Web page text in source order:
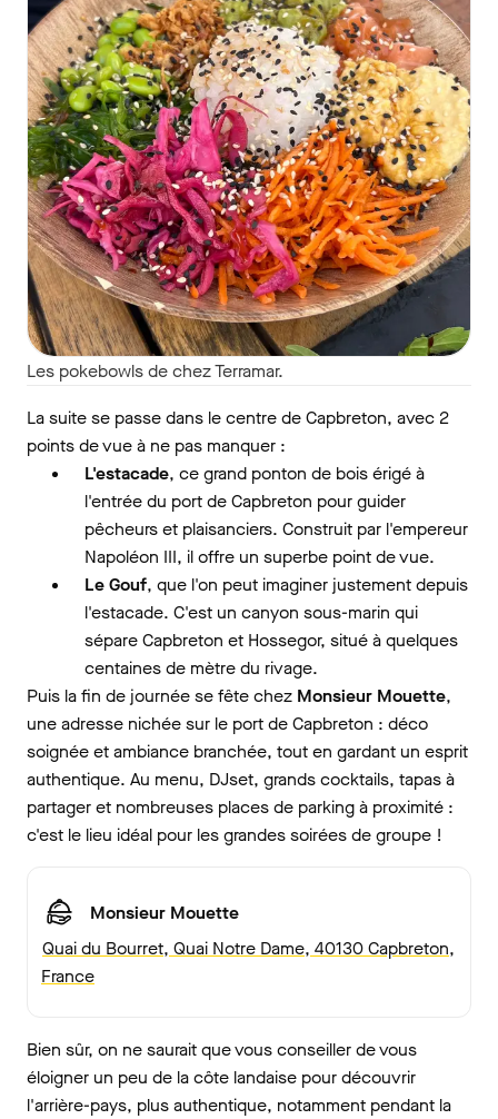
Les pokebowls de chez Terramar.
La suite se passe dans le centre de Capbreton, avec 2
points de vue à ne pas manquer :
L'estacade, ce grand ponton de bois érigé à
l'entrée du port de Capbreton pour guider
pêcheurs et plaisanciers. Construit par l'empereur
Napoléon III, il offre un superbe point de vue.
Le Gouf, que l'on peut imaginer justement depuis
l'estacade. C'est un canyon sous-marin qui
sépare Capbreton et Hossegor, situé à quelques
centaines de mètre du rivage.
Puis la fin de journée se fête chez Monsieur Mouette,
une adresse nichée sur le port de Capbreton : déco
soignée et ambiance branchée, tout en gardant un esprit
authentique. Au menu, DJset, grands cocktails, tapas à
partager et nombreuses places de parking à proximité :
c'est le lieu idéal pour les grandes soirées de groupe !
Monsieur Mouette
Quai du Bourret, Quai Notre Dame, 40130 Capbreton,
France
Bien sûr, on ne saurait que vous conseiller de vous
éloigner un peu de la côte landaise pour découvrir
l'arrière-pays, plus authentique, notamment pendant la